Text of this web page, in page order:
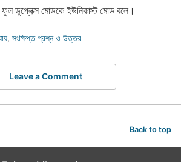
ফুল ডুপ্লেক্স মোডকে ইউনিকাস্ট মোড বলে।
, সংক্ষিপ্ত প্রশ্ন ও উত্তর
Leave a Comment
Back to top